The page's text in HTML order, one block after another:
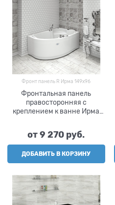
Фронт панель R Ирма 149х96
Фронтальная панель
правосторонняя с
креплением к ванне Ирма
от9 270 руб.
ДОБАВИТЬ В КОРЗИНУ